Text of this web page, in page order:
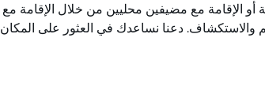
الإقامة مع مضيفين محليين من خلال الإقامة مع
والاستكشاف. دعنا نساعدك في العثور على المكان